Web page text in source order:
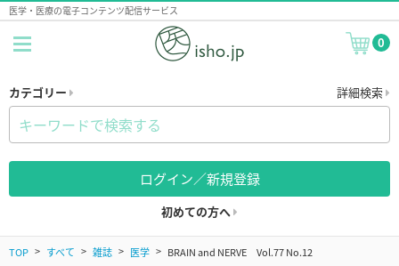
医学・医療の電子コンテンツ配信サービス
0
カテゴリー 詳細検索
ログイン／新規登録
初めての方へ
TOP すべて 雑誌 医学 BRAIN and NERVE Vol.77 No.12